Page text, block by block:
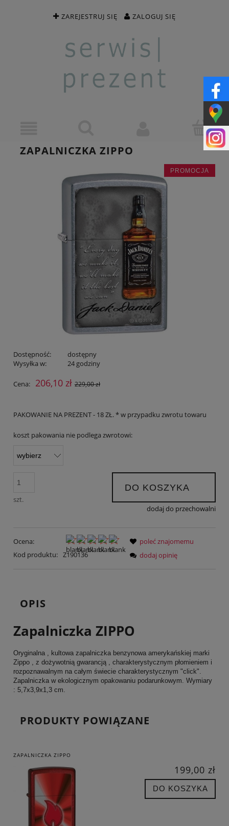
ZAREJESTRUJ SIĘ ZALOGUJ SIĘ
ZAPALNICZKA ZIPPO
PROMOCJA
Dostępność:
dostępny
Wysyłka w:
24 godziny
Cena: 206,10 zł 229,00 zł
PAKOWANIE NA PREZENT - 18 ZŁ. * w przypadku zwrotu towaru
koszt pakowania nie podlega zwrotowi:
szt.
DO KOSZYKA
dodaj do przechowalni
Ocena:
Kod produktu: Z190136
poleć znajomemu
dodaj opinię
OPIS
Zapalniczka ZIPPO
Oryginalna , kultowa zapalniczka benzynowa amerykańskiej marki
Zippo , z dożywotnią gwarancją , charakterystycznym płomieniem i
rozpoznawalnym na całym świecie charakterystycznym "click".
Zapalniczka w ekologicznym opakowaniu podarunkowym. Wymiary
: 5,7x3,9x1,3 cm.
PRODUKTY POWIĄZANE
ZAPALNICZKA ZIPPO
199,00 zł
DO KOSZYKA